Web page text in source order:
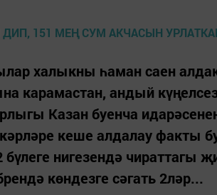
халыкны һаман саен
карамастан, андый
Казан буенча
кеше алдалау
нигезендә чираттагы
көндезге сәгать 2ләр...